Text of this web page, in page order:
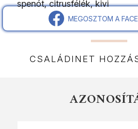
spenót, citrusfélék, kivi
MEGOSZTOM A
CSALÁDINET